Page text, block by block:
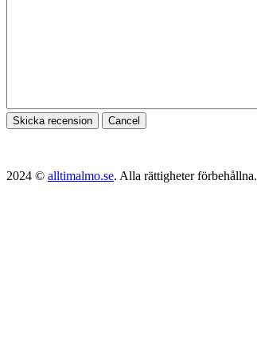
Skicka recension Cancel
2024 © alltimalmo.se. Alla rättigheter förbehållna.